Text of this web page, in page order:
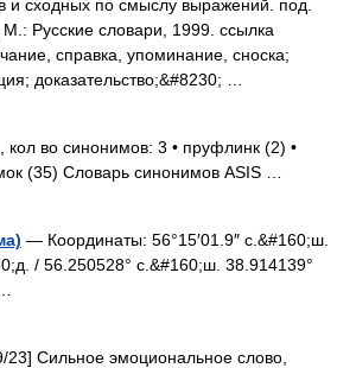
и сходных по смыслу выражений. под.
Русские словари, 1999. ссылка
справка, упоминание, сноска;
доказательство;&#8230; …
во синонимов: 3 • пруфлинк (2) •
(35) Словарь синонимов ASIS …
— Координаты: 56°15′01.9″ с.&#160;ш.
/ 56.250528° с.&#160;ш. 38.914139°
Сильное эмоциональное слово,